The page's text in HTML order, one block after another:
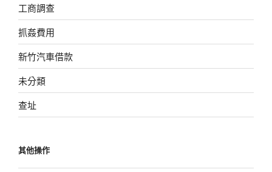
工商調查
抓姦費用
新竹汽車借款
未分類
查址
其他操作